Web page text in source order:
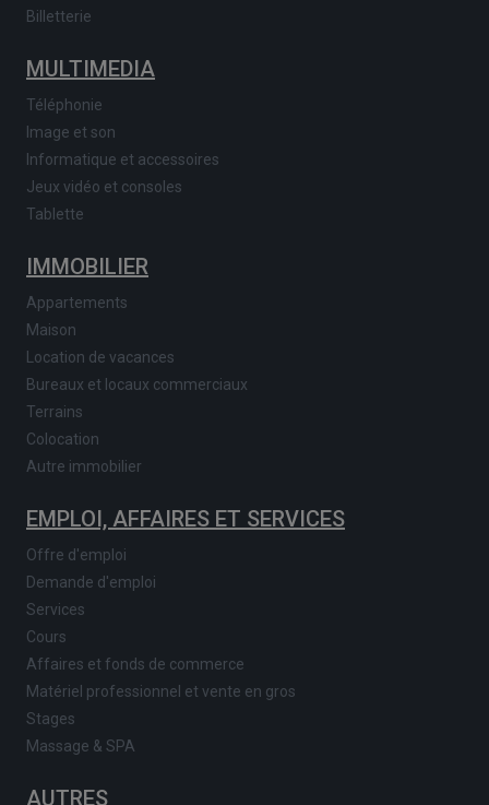
Billetterie
MULTIMEDIA
Téléphonie
Image et son
Informatique et accessoires
Jeux vidéo et consoles
Tablette
IMMOBILIER
Appartements
Maison
Location de vacances
Bureaux et locaux commerciaux
Terrains
Colocation
Autre immobilier
EMPLOI, AFFAIRES ET SERVICES
Offre d'emploi
Demande d'emploi
Services
Cours
Affaires et fonds de commerce
Matériel professionnel et vente en gros
Stages
Massage & SPA
AUTRES